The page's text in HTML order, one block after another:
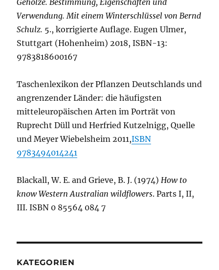
Gehölze. Bestimmung, Eigenschaften und
Verwendung. Mit einem Winterschlüssel von Bernd
Schulz. 5., korrigierte Auflage. Eugen Ulmer,
Stuttgart (Hohenheim) 2018, ISBN-13:
9783818600167
Taschenlexikon der Pflanzen Deutschlands und
angrenzender Länder: die häufigsten
mitteleuropäischen Arten im Porträt von
Ruprecht Düll und Herfried Kutzelnigg, Quelle
und Meyer Wiebelsheim 2011,ISBN
9783494014241
Blackall, W. E. and Grieve, B. J. (1974)How to
know Western Australian wildflowers. Parts I, II,
III. ISBN 0 85564 084 7
KATEGORIEN